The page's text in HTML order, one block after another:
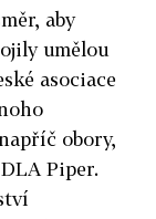
aby
umělou
asociace
obory,
Piper.